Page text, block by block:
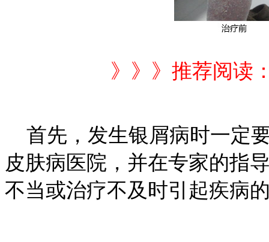
》》》推荐阅读
首先，发生银屑病时一定
皮肤病医院，并在专家的指
不当或治疗不及时引起疾病